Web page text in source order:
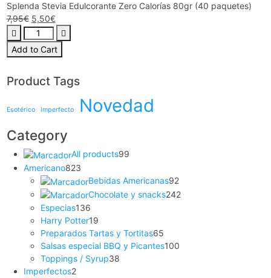
Splenda Stevia Edulcorante Zero Calorías 80gr (40 paquetes)
7,95€ 5,50€
Add to Cart
Product Tags
Esotérico Imperfecto Novedad
Category
All products99
Americano823
Bebidas Americanas92
Chocolate y snacks242
Especias136
Harry Potter19
Preparados Tartas y Tortitas65
Salsas especial BBQ y Picantes100
Toppings / Syrup38
Imperfectos2